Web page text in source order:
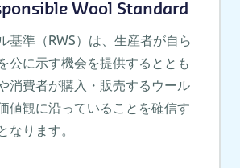
Wool Standard
基準（RWS）は、生産者が自ら
公に示す機会を提供するととも
消費者が購入・販売するウール
値観に沿っていることを確信す
なります。